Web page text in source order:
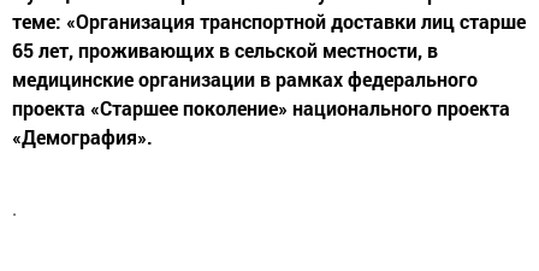
теме: «Организация транспортной доставки лиц старше
65 лет, проживающих в сельской местности, в
медицинские организации в рамках федерального
проекта «Старшее поколение» национального проекта
«Демография».
.